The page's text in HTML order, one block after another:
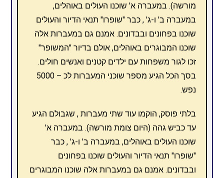
מורשה). במעברה א' שוכנו העולים באוהלים,
במעברה ב' ו-ג' , כבר "שופרו" תנאי הדיור והעולים
שוכנו בפחונים ובבדונים. אמנם גם במעברות אלה
שוכנו המבוגרים באוהלים, אולם בדיור "המשופר"
זכו לגור משפחות עם ילדים קטנים ואנשים חולים.
בסך הכל הגיע מספר שוכני המעברות לכ – 5000
נפש.
בלתי פוסק, הוקמו עוד שתי מעברות , שגבולם הגיע
עד כביש גהה (היום צומת מורשה). במעברה א'
שוכנו העולים באוהלים, במעברה ב' ו-ג' , כבר
"שופרו" תנאי הדיור והעולים שוכנו בפחונים
ובבדונים. אמנם גם במעברות אלה שוכנו המבוגרים